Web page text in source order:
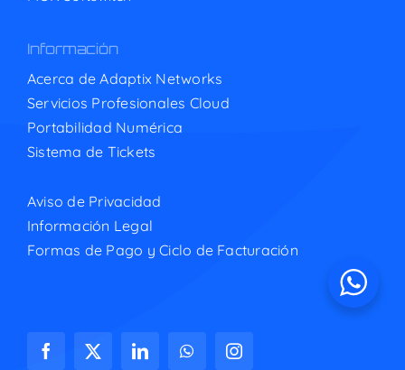
Información
Acerca de Adaptix Networks
Servicios Profesionales Cloud
Portabilidad Numérica
Sistema de Tickets
Aviso de Privacidad
Información Legal
Formas de Pago y Ciclo de Facturación